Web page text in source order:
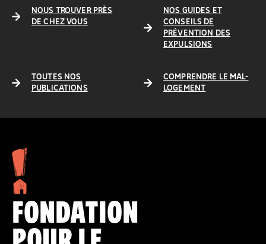
NOUS TROUVER PRÈS
DE CHEZ VOUS
NOS GUIDES ET
CONSEILS DE
PRÉVENTION DES
EXPULSIONS
TOUTES NOS
PUBLICATIONS
COMPRENDRE LE MAL-
LOGEMENT
FONDATION